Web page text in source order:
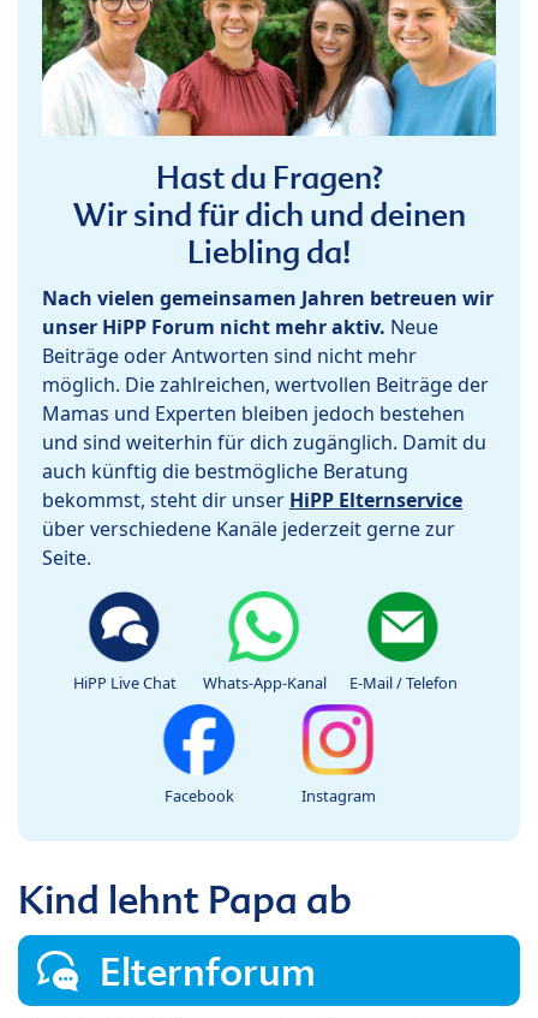
Hast du Fragen?
Wir sind für dich und deinen
Liebling da!
Nach vielen gemeinsamen Jahren betreuen wir
unser HiPP Forum nicht mehr aktiv. Neue
Beiträge oder Antworten sind nicht mehr
möglich. Die zahlreichen, wertvollen Beiträge der
Mamas und Experten bleiben jedoch bestehen
und sind weiterhin für dich zugänglich. Damit du
auch künftig die bestmögliche Beratung
bekommst, steht dir unser HiPP Elternservice
über verschiedene Kanäle jederzeit gerne zur
Seite.
HiPP Live Chat Whats-App-Kanal E-Mail / Telefon
Facebook Instagram
Kind lehnt Papa ab
Elternforum